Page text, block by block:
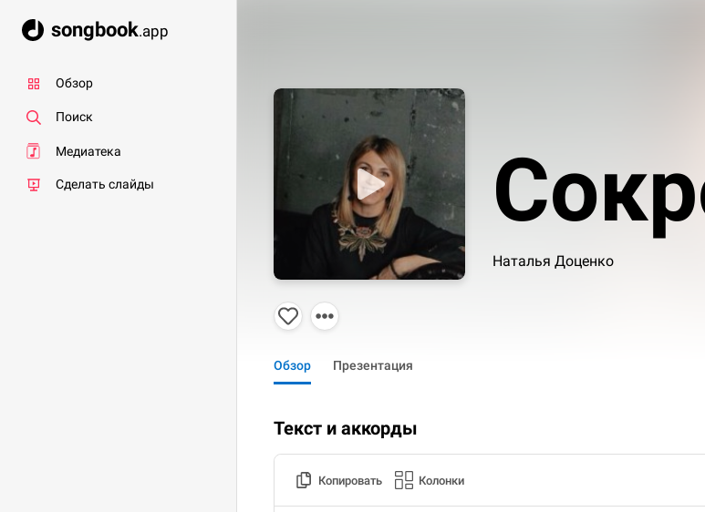
songbook.app
Обзор
Поиск
Медиатека
Сделать слайды
Наталья Доценко
Обзор Презентация
Текст и аккорды
Копировать Колонки